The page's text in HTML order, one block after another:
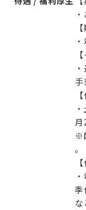
手
月
※
。
季
な